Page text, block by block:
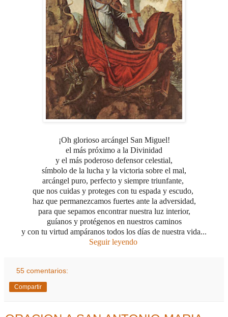
¡Oh glorioso arcángel San Miguel!
el más próximo a la Divinidad
y el más poderoso defensor celestial,
símbolo de la lucha y la victoria sobre el mal,
arcángel puro, perfecto y siempre triunfante,
que nos cuidas y proteges con tu espada y escudo,
haz que permanezcamos fuertes ante la adversidad,
para que sepamos encontrar nuestra luz interior,
guíanos y protégenos en nuestros caminos
y con tu virtud ampáranos todos los días de nuestra vida...
Seguir leyendo
55 comentarios:
Compartir